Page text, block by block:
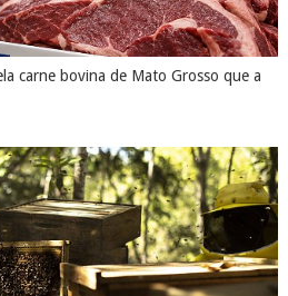
carne bovina de Mato Grosso que a